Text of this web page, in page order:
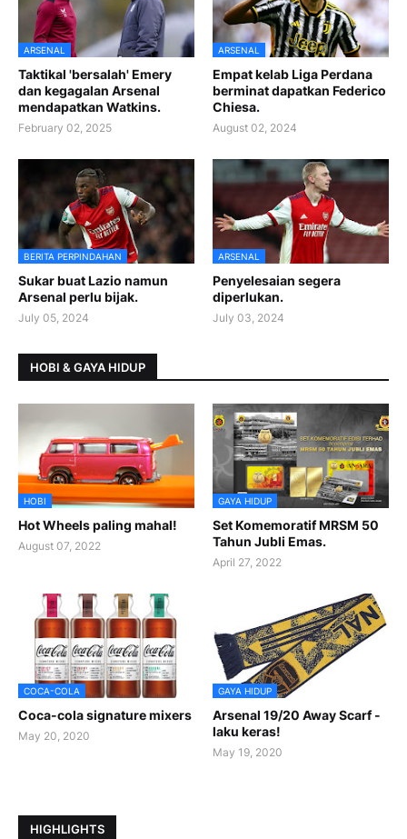
ARSENAL
Taktikal 'bersalah' Emery
dan kegagalan Arsenal
mendapatkan Watkins.
February 02, 2025
ARSENAL
Empat kelab Liga Perdana
berminat dapatkan Federico
Chiesa.
August 02, 2024
BERITA PERPINDAHAN
Sukar buat Lazio namun
Arsenal perlu bijak.
July 05, 2024
ARSENAL
Penyelesaian segera
diperlukan.
July 03, 2024
HOBI & GAYA HIDUP
HOBI
Hot Wheels paling mahal!
August 07, 2022
GAYA HIDUP
Set Komemoratif MRSM 50
Tahun Jubli Emas.
April 27, 2022
COCA-COLA
Coca-cola signature mixers
May 20, 2020
GAYA HIDUP
Arsenal 19/20 Away Scarf -
laku keras!
May 19, 2020
HIGHLIGHTS